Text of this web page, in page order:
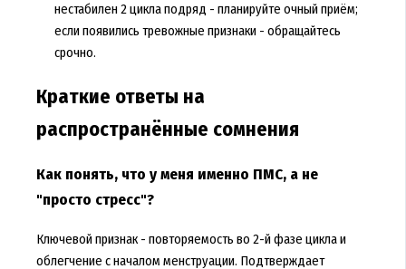
нестабилен 2 цикла подряд - планируйте очный приём;
если появились тревожные признаки - обращайтесь
срочно.
Краткие ответы на
распространённые сомнения
Как понять, что у меня именно ПМС, а не
"просто стресс"?
Ключевой признак - повторяемость во 2-й фазе цикла и
облегчение с началом менструации. Подтверждает